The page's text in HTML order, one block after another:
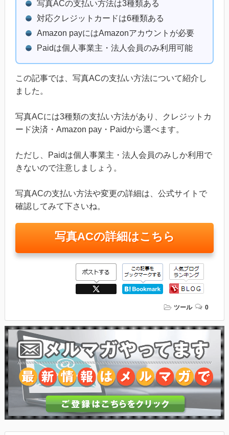
写真ACの支払い方法は3種類ある
対応クレジットカードは6種類ある
Amazon payにはAmazonアカウントが必要
Paidは個人事業主・法人会員のみ利用可能
この記事では、写真ACの支払い方法について紹介し
ました。
写真ACには3種類の支払い方法があり、クレジットカ
ード決済・Amazon pay・Paidから選べます。
ただし、Paidは個人事業主・法人会員のみしか利用で
きないので注意しましょう。
写真ACの支払い方法や変更の詳細は、公式サイトで
確認してみて下さいね。
写真ACの詳細はこちら
ツール 0